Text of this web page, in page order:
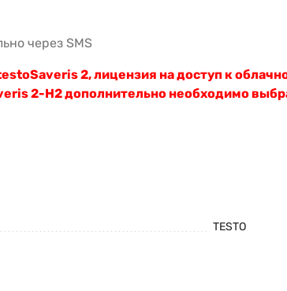
через SMS
2, лицензия на доступ к
2-Н2 дополнительно необходимо
TESTO